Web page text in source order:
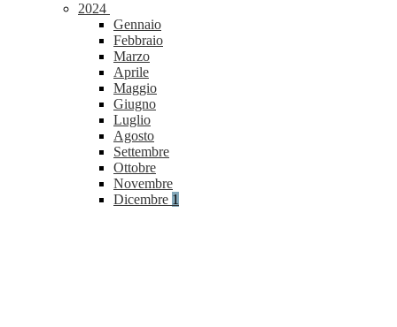
2024
Gennaio
Febbraio
Marzo
Aprile
Maggio
Giugno
Luglio
Agosto
Settembre
Ottobre
Novembre
Dicembre 1